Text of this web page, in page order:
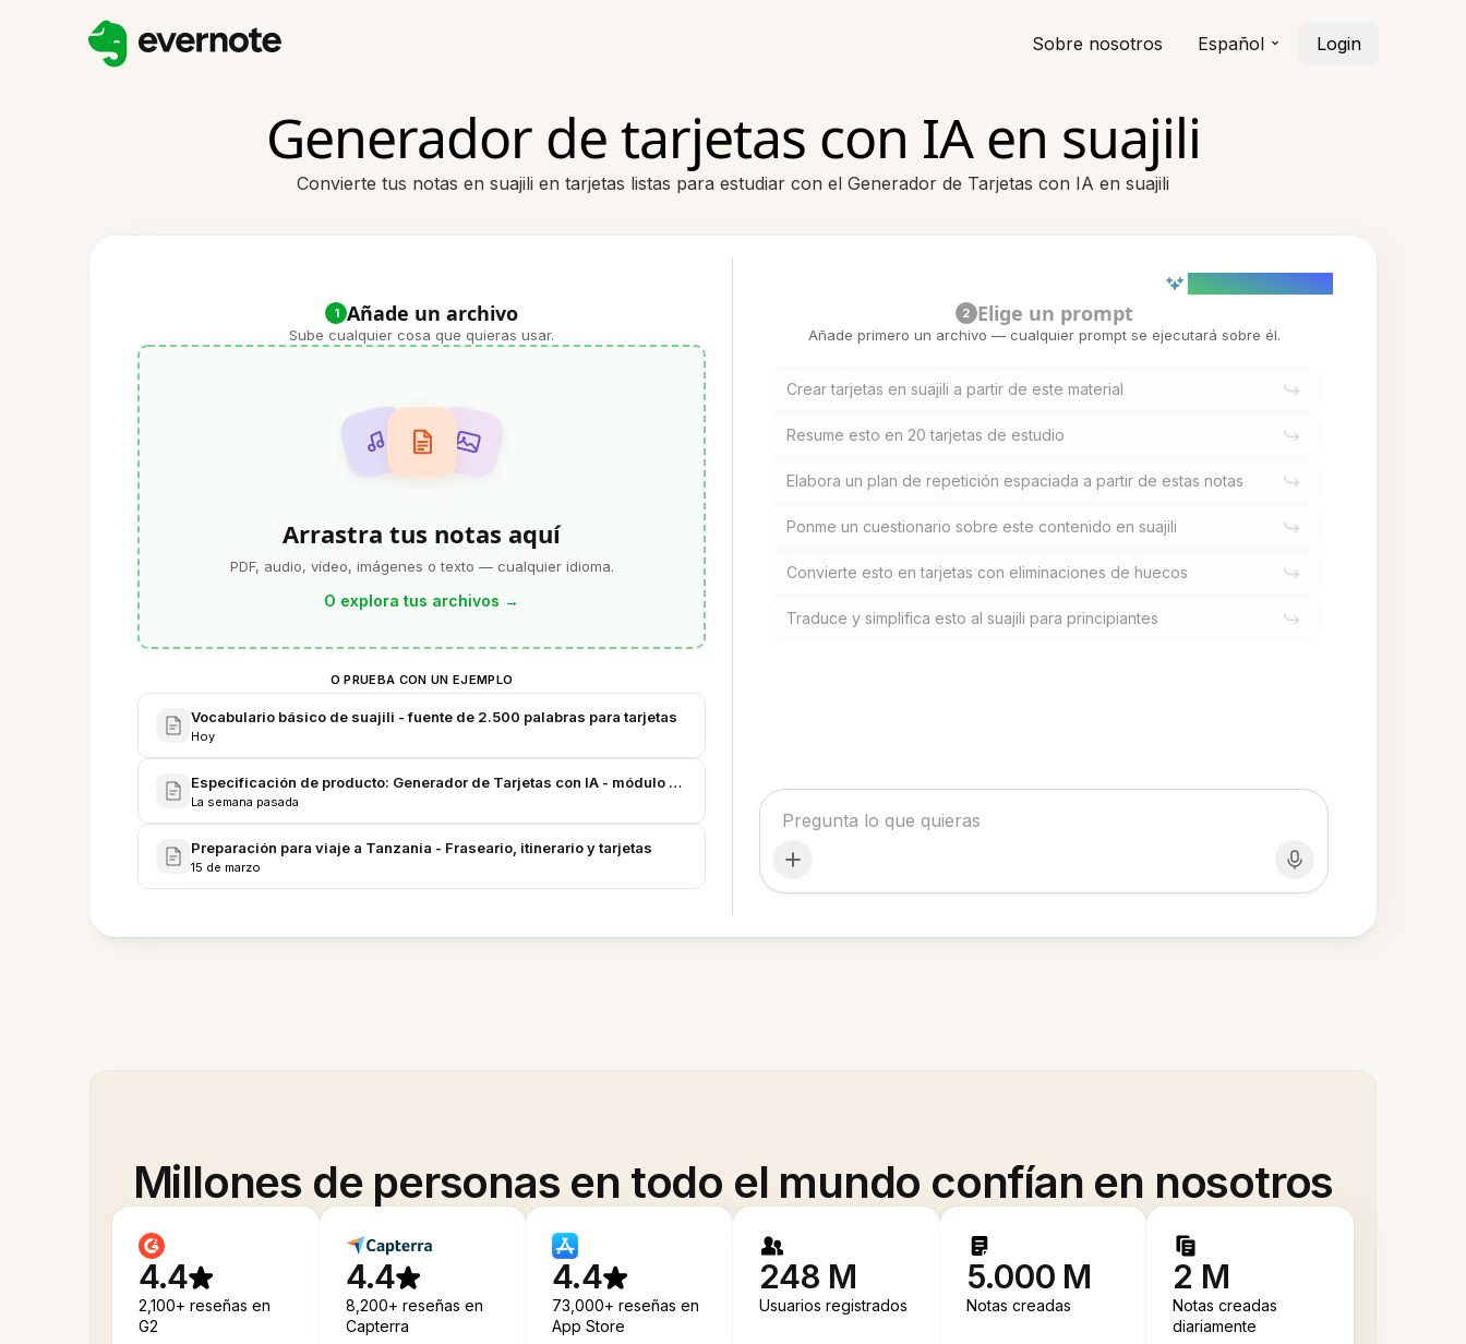
Sobre nosotros Español Login
Generador de tarjetas con IA en suajili
Convierte tus notas en suajili en tarjetas listas para estudiar con el Generador de Tarjetas con IA en suajili
1 Añade un archivo
Sube cualquier cosa que quieras usar.
Arrastra tus notas aquí
PDF, audio, vídeo, imágenes o texto — cualquier idioma.
O explora tus archivos →
O PRUEBA CON UN EJEMPLO
Vocabulario básico de suajili - fuente de 2.500 palabras para tarjetas
Hoy
Especificación de producto: Generador de Tarjetas con IA - módulo de suajili
La semana pasada
Preparación para viaje a Tanzania - Fraseario, itinerario y tarjetas
15 de marzo
2 Elige un prompt
Añade primero un archivo — cualquier prompt se ejecutará sobre él.
Crear tarjetas en suajili a partir de este material
Resume esto en 20 tarjetas de estudio
Elabora un plan de repetición espaciada a partir de estas notas
Ponme un cuestionario sobre este contenido en suajili
Convierte esto en tarjetas con eliminaciones de huecos
Traduce y simplifica esto al suajili para principiantes
Millones de personas en todo el mundo confían en nosotros
4.4
2,100+ reseñas en
G2
4.4
8,200+ reseñas en
Capterra
4.4
73,000+ reseñas en
App Store
248 M
Usuarios registrados
5.000 M
Notas creadas
2 M
Notas creadas
diariamente